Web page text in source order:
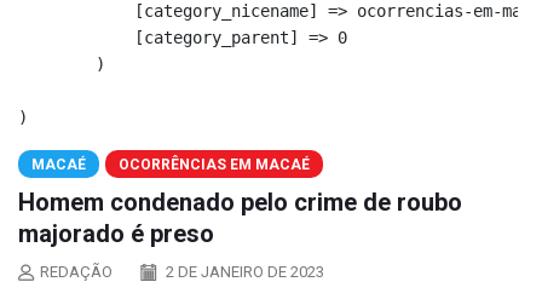
[category_nicename] => ocorrencias-em-
            [category_parent] => 0
        )
MACAÉ OCORRÊNCIAS EM MACAÉ
Homem condenado pelo crime de roubo
majorado é preso
REDAÇÃO 2 DE JANEIRO DE 2023